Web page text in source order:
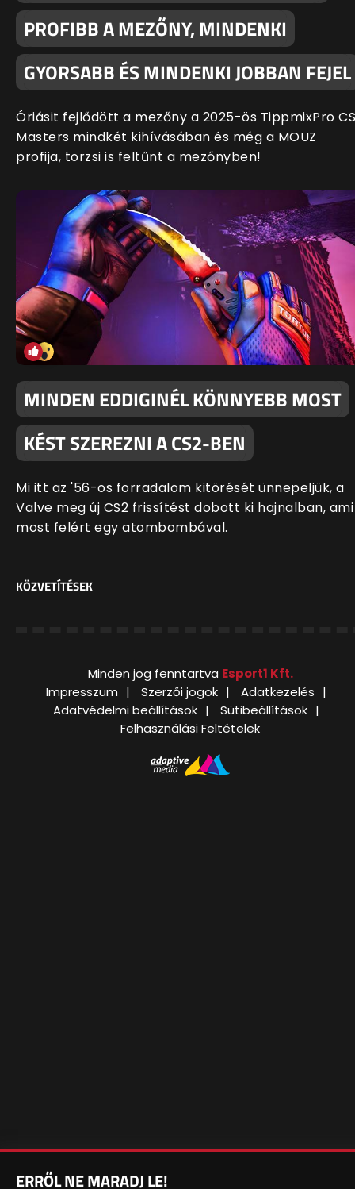
PROFIBB A MEZŐNY, MINDENKI
GYORSABB ÉS MINDENKI JOBBAN FEJEL
Óriásit fejlődött a mezőny a 2025-ös TippmixPro
Masters mindkét kihívásában és még a MOUZ
profija, torzsi is feltűnt a mezőnyben!
MINDEN EDDIGINÉL KÖNNYEBB MOST
KÉST SZEREZNI A CS2-BEN
Mi itt az '56-os forradalom kitörését ünnepeljük, a
Valve meg új CS2 frissítést dobott ki hajnalban, ami
most felért egy atombombával.
KÖZVETÍTÉSEK
Minden jog fenntartva Esport1 Kft.
Impresszum
Szerzői jogok
Adatkezelés
Adatvédelmi beállítások
Sütibeállítások
Felhasználási Feltételek
ERRŐL NE MARADJ LE!